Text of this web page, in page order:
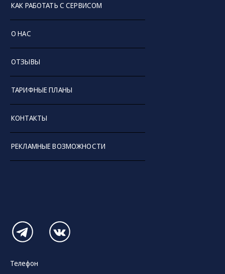
Чтобы купить выбранную технику или разместить
свое объявление на нашей онлайн-площадке, вам
достаточно зарегистрироваться на сайте и
воспользоваться простойинструкцией
КАК РАБОТАТЬ С СЕРВИСОМ
О НАС
ОТЗЫВЫ
ТАРИФНЫЕ ПЛАНЫ
КОНТАКТЫ
РЕКЛАМНЫЕ ВОЗМОЖНОСТИ
Телефон